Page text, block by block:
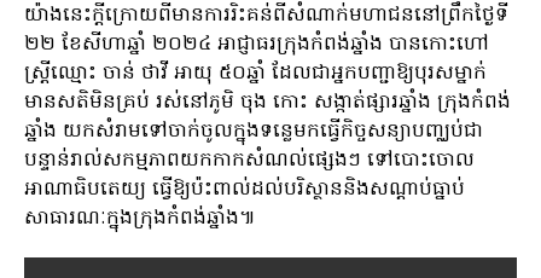
យ៉ាងនេះក្តីក្រោយពីមានការរិះគន់ពីសំណាក់មហាជននៅព្រឹកថ្ងៃទី
២២ ខែសីហាឆ្នាំ ២០២៤ អាជ្ញាធរក្រុងកំពង់ឆ្នាំង បានកោះហៅ
ស្ត្រីឈ្មោះ ចាន់ ថាវី អាយុ ៥០ឆ្នាំ ដែលជាអ្នកបញ្ជាឱ្យបុរសម្នាក់
មានសតិមិនគ្រប់ រស់នៅភូមិ ចុង កោះ សង្កាត់ផ្សារឆ្នាំង ក្រុងកំពង់
ឆ្នាំង យកសំរាមទៅចាក់ចូលក្នុងទន្លេមកធ្វើកិច្ចសន្យាបញ្ឈប់ជា
បន្ទាន់រាល់សកម្មភាពយកកាកសំណល់ផ្សេងៗ ទៅបោះចោល
អាណាធិបតេយ្យ ធ្វើឱ្យប៉ះពាល់ដល់បរិស្ថាននិងសណ្ដាប់ធ្នាប់
សាធារណៈក្នុងក្រុងកំពង់ឆ្នាំង៕